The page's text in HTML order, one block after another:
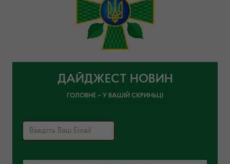
ДАЙДЖЕСТ НОВИН
ГОЛОВНЕ – У ВАШІЙ СКРИНЬЦІ